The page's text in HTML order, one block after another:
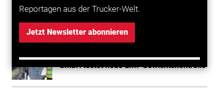
Reportagen aus der Trucker-Welt.
Jetzt Newsletter abonnieren
Transport
Schwerlastverkehr im Visier: Autobahn
GmbH testet neue Lkw-Gewichtskontrolle